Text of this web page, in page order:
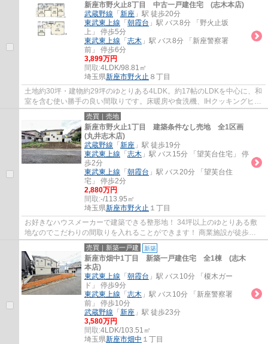
新座市野火止8丁目 中古一戸建住宅 (志木本店)
武蔵野線 「 新座 」駅 徒歩20分
東武東上線 「 朝霞台 」駅 バス8分 「野火止坂
上」 停歩5分
東武東上線 「 志木 」駅 バス8分 「新座警察署
前」 停歩6分
3,899万円
間取:4LDK/98.81㎡
埼玉県新座市野火止 ８丁目
土地約30坪・建物約29坪のゆとりある4LDK。約17帖のLDKを中心に、和
室を含む使い勝手の良い間取りです。床暖房や食洗機、IHクッキングヒー
ターを備え、全居室収納付きで快適な新生活を...
売買｜売地
新座市野火止1丁目 建築条件なし売地 全1区画
(丸井志木店)
武蔵野線 「 新座 」駅 徒歩19分
東武東上線 「 志木 」駅 バス15分 「望芙台住宅」 停
歩2分
東武東上線 「 朝霞台 」駅 バス20分 「望芙台住
宅」 停歩2分
2,880万円
間取:-/113.95㎡
埼玉県新座市野火止 １丁目
お好きなハウスメーカーで建築できる整形地！ 34坪以上のゆとりある敷
地なのでこだわりの間取りを入れることができます！ 商業施設が徒歩圏
内に充実しているので永く暮らしやすい住環...
売買｜新築一戸建 新築
新座市畑中1丁目 新築一戸建住宅 全1棟 (志木
本店)
東武東上線 「 朝霞台 」駅 バス10分 「榎木ガー
ド」 停歩9分
東武東上線 「 志木 」駅 バス10分 「新座警察署
前」 停歩10分
武蔵野線 「 新座 」駅 徒歩23分
3,580万円
間取:4LDK/103.51㎡
埼玉県新座市畑中 １丁目